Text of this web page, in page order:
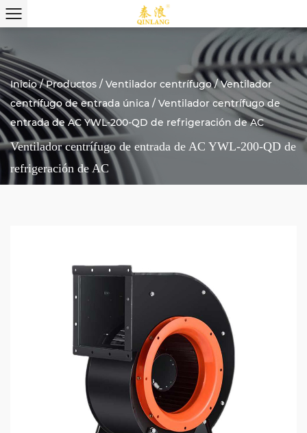
Inicio/Productos / Ventilador centrífugo/Ventilador
centrífugo de entrada única / Ventilador centrífugo de
entrada de AC YWL-200-QD de refrigeración de AC
Ventilador centrífugo de entrada de AC YWL-200-QD de
refrigeración de AC